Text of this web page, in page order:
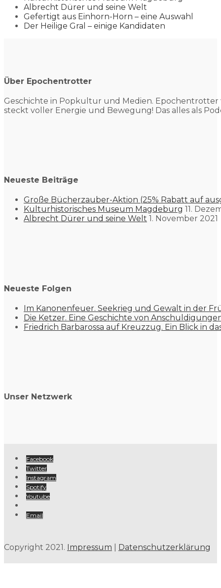
Albrecht Dürer und seine Welt
Gefertigt aus Einhorn-Horn – eine Auswahl
Der Heilige Gral – einige Kandidaten
Über Epochentrotter
Geschichte in Popkultur und Medien. Epochentrotter
steckt voller Energie und Bewegung! Das alles als
Neueste Beiträge
Große Bücherzauber-Aktion (25% Rabatt auf
Kulturhistorisches Museum Magdeburg 11.
Albrecht Dürer und seine Welt 1. November 2021
Neueste Folgen
Im Kanonenfeuer. Seekrieg und Gewalt in der
Die Ketzer. Eine Geschichte von
Friedrich Barbarossa auf Kreuzzug. Ein Blick in
Unser Netzwerk
Facebook
Twitter
Instagram
Spotify
Youtube
Email
Copyright 2021. Impressum Datenschutzerklärung